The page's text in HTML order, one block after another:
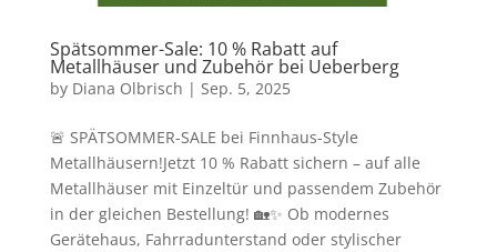
Spätsommer-Sale: 10 % Rabatt auf
Metallhäuser und Zubehör bei Ueberberg
by Diana Olbrisch | Sep. 5, 2025
🚨 SPÄTSOMMER-SALE bei Finnhaus-Style
Metallhäusern!Jetzt 10 % Rabatt sichern – auf alle
Metallhäuser mit Einzeltür und passendem Zubehör
in der gleichen Bestellung! 🏡✨ Ob modernes
Gerätehaus, Fahrradunterstand oder stylischer